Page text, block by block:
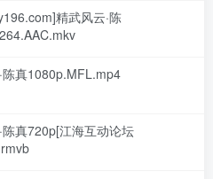
精武风云·陈
陈真1080p.MFL.mp4
真720p[江海互动论坛